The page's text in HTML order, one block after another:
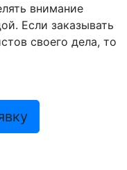
внимание
Если заказывать
своего дела, то